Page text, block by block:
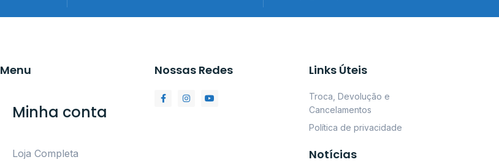
Menu
Minha conta
Loja Completa
Nossas Redes Links Úteis
Troca, Devolução e
Cancelamentos
Política de privacidade
Notícias